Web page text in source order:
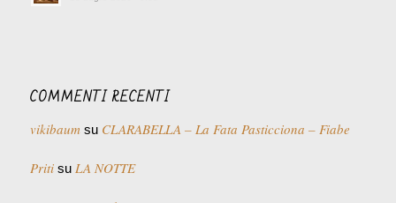
COMMENTI RECENTI
vikibaumsu CLARABELLA – La Fata Pasticciona – Fiabe
Pritisu LA NOTTE